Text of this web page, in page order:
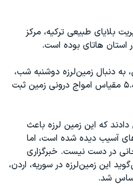
نوبل صلح
بلایای طبیعی ترکیه، مرکز
استان هاتای بوده است.
دنبال زمین‌لرزه دوشنبه شب،
لرزش دومی به شدت ۵.۸ مقیاس امواج درونی زمین ثبت
دادند که این زمین لرزه باعث
آسیب دیده شده است، اما
در دست نیست. خبرگزاری
این زمین‌لرزه در سوریه، اردن،
شد.